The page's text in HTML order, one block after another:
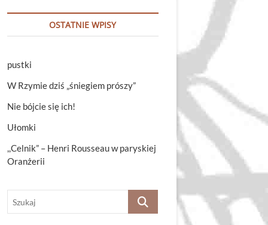
OSTATNIE WPISY
pustki
W Rzymie dziś „śniegiem prószy”
Nie bójcie się ich!
Ułomki
,,Celnik” – Henri Rousseau w paryskiej
Oranżerii
Szukaj